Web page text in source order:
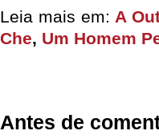
Leia mais em: A
Che, Um Homem
Antes de